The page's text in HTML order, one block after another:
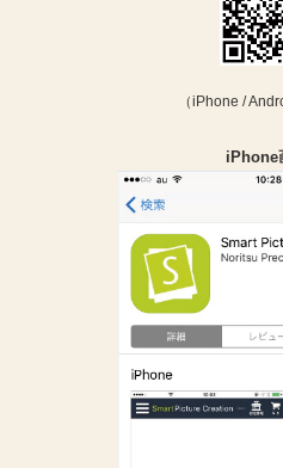
（iPhone /
iPhone